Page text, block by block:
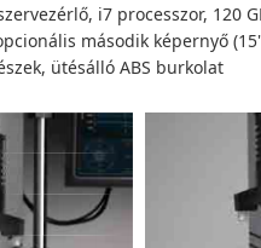
i7 processzor, 120
második képernyő
ütésálló ABS burkolat